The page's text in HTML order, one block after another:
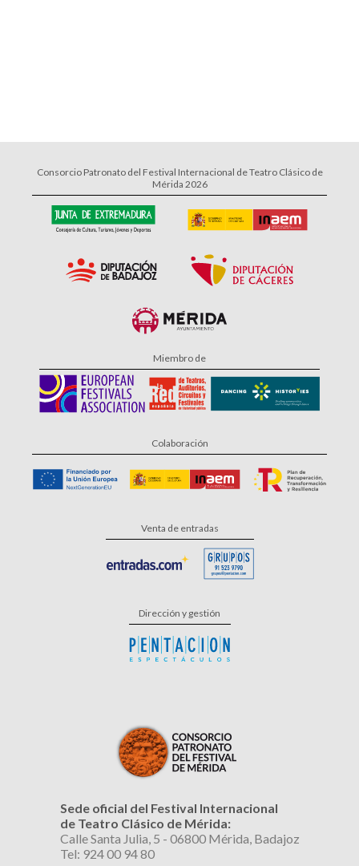
Consorcio Patronato del Festival Internacional de Teatro Clásico de
Mérida 2026
Miembro de
Colaboración
Venta de entradas
Dirección y gestión
Sede oficial del Festival Internacional
de Teatro Clásico de Mérida:
Calle Santa Julia, 5 - 06800 Mérida, Badajoz
Tel: 924 00 94 80